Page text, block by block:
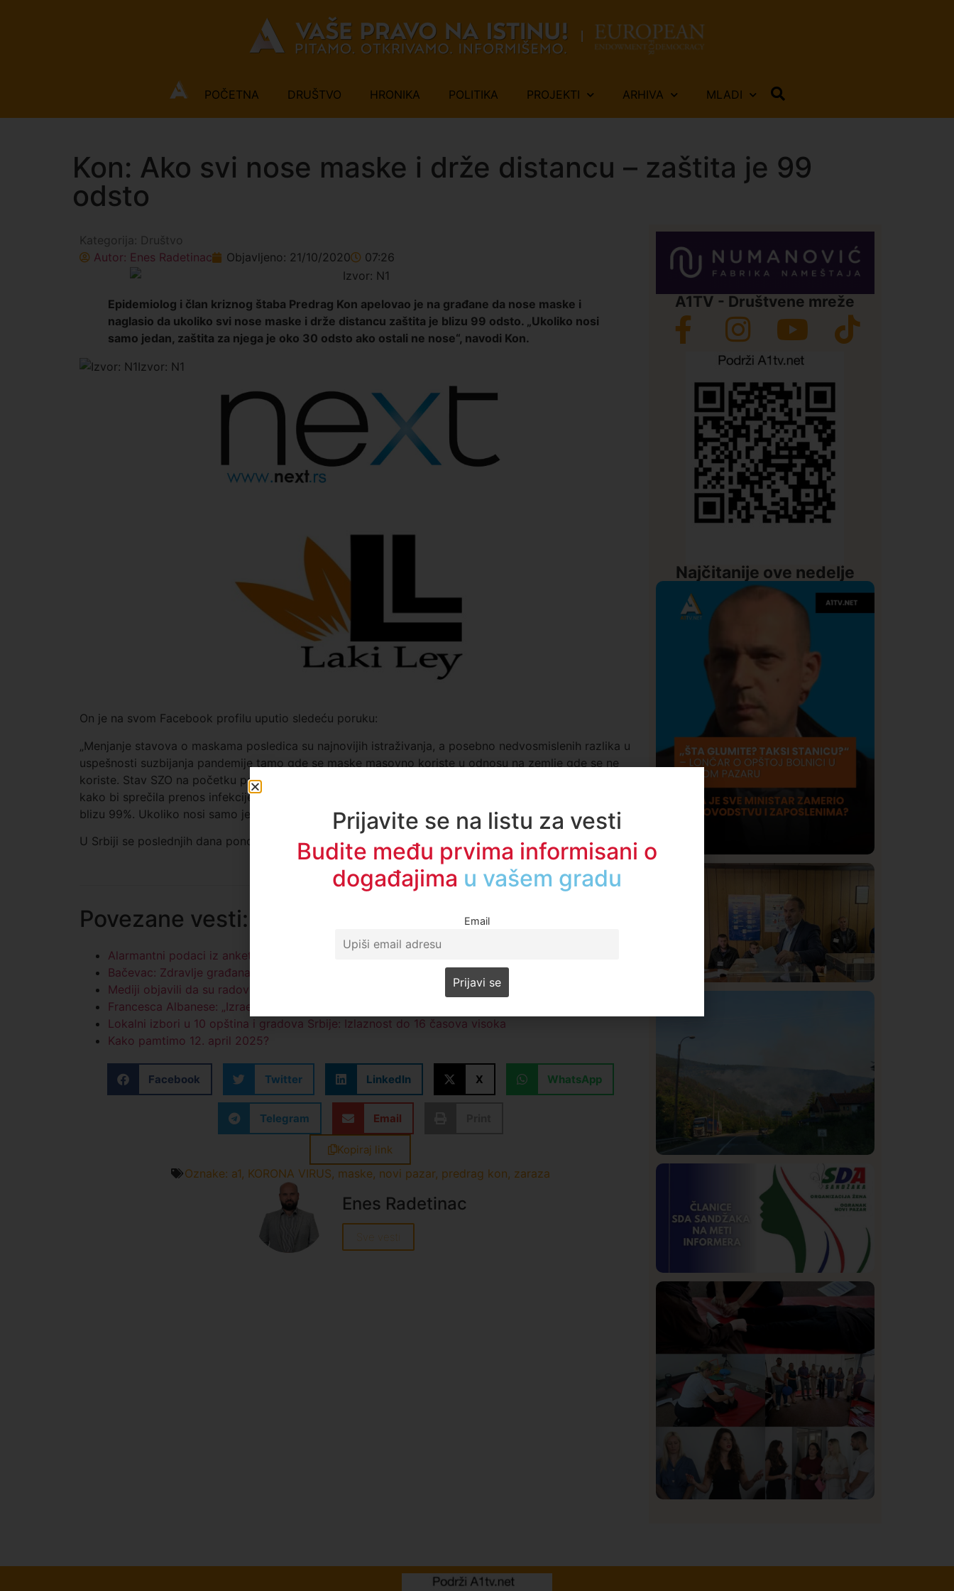
POČETNA DRUŠTVO HRONIKA POLITIKA PROJEKTI ARHIVA MLADI
Kon: Ako svi nose maske i drže distancu – zaštita je 99
odsto
Kategorija: Društvo
Autor: Enes Radetinac Objavljeno: 21/10/2020 07:26
Epidemiolog i član kriznog štaba Predrag Kon apelovao je na građane da nose maske i
naglasio da ukoliko svi nose maske i drže distancu zaštita je blizu 99 odsto. „Ukoliko nosi
samo jedan, zaštita za njega je oko 30 odsto ako ostali ne nose“, navodi Kon.
Izvor: N1
On je na svom Facebook profilu uputio sledeću poruku:
„Menjanje stavova o maskama posledica su najnovijih istraživanja, a posebno nedvosmislenih razlika u
uspešnosti suzbijanja pandemije tamo gde se maske masovno koriste u odnosu na zemlje gde se ne
koriste. Stav SZO na početku pandemije je bio da ima smisla da masku koristi samo zaražena osoba
kako bi sprečila prenos infekcije. Danas se govori da ukoliko svi nose maske i drže distancu zaštita je
blizu 99%. Ukoliko nosi samo jedan zaštita za njega je oko 30% ako ostali ne nose“.
U Srbiji se poslednjih dana ponovo zahuktava epidemija koronavirusa.
Povezane vesti:
Alarmantni podaci iz ankete A1 iz Novog Pazara: Svaka treća osoba se kockala, svaka šesta i…
Bačevac: Zdravlje građana iznad svega, pratićemo sva dešavanja oko Rogozne
Mediji objavili da su radovi na Rogozni obustavljeni, kompanija Zlatna reka demantuje
Francesca Albanese: „Izrael mora biti zaustavljen, preti šira eskalacija sukoba“ (VIDEO)
Lokalni izbori u 10 opština i gradova Srbije: Izlaznost do 16 časova visoka
Kako pamtimo 12. april 2025?
Facebook Twitter LinkedIn X WhatsApp
Telegram Email
Kopiraj link
Oznake: a1, KORONA VIRUS, maske, novi pazar, predrag kon, zaraza
Enes Radetinac
Sve vesti
A1TV - Društvene mreže
Najčitanije ove nedelje
Lončar o Opštoj bolnici u Novom
Pazaru: „Šta glumite? Taksi stanicu?“
Rasim Ljajić podneo ostavku na mesto
Požar od Magliča do Ušća, brda u
plamenu – vatrogasci na terenu
Politika 171
Organizacija žena SDA Sandžaka osudila
tekst Informera o Anisi Fetahović i Adeli
izazovima
Prijavite se na listu za vesti
Budite među prvima informisani o
događajima u regionu
Email